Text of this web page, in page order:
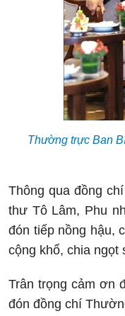
Thường trực Ban
Thông qua đồng
thư Tô Lâm, Phu
đón tiếp nồng hậu,
cộng khổ, chia ngọt
Trân trọng cảm ơn
đón đồng chí